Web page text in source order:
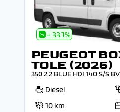
- 33.1%
PEUGEOT
TOLE (2026)
350 2.2 BLUE HDI 140 S/S
Diesel
10 km